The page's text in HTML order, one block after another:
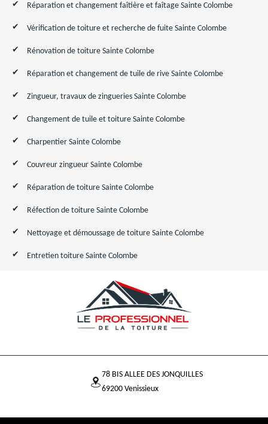
Réparation et changement faîtière et faîtage Sainte Colombe
Vérification de toiture et recherche de fuite Sainte Colombe
Rénovation de toiture Sainte Colombe
Réparation et changement de tuile de rive Sainte Colombe
Zingueur, travaux de zingueries Sainte Colombe
Changement de tuile et toiture Sainte Colombe
Charpentier Sainte Colombe
Couvreur zingueur Sainte Colombe
Réparation de toiture Sainte Colombe
Réfection de toiture Sainte Colombe
Nettoyage et démoussage de toiture Sainte Colombe
Entretien toiture Sainte Colombe
78 BIS ALLEE DES JONQUILLES
69200 Venissieux